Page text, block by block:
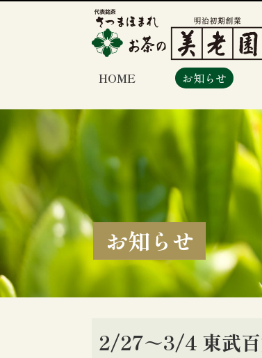
HOME お知らせ
お知らせ
2/27～3/4 東武百